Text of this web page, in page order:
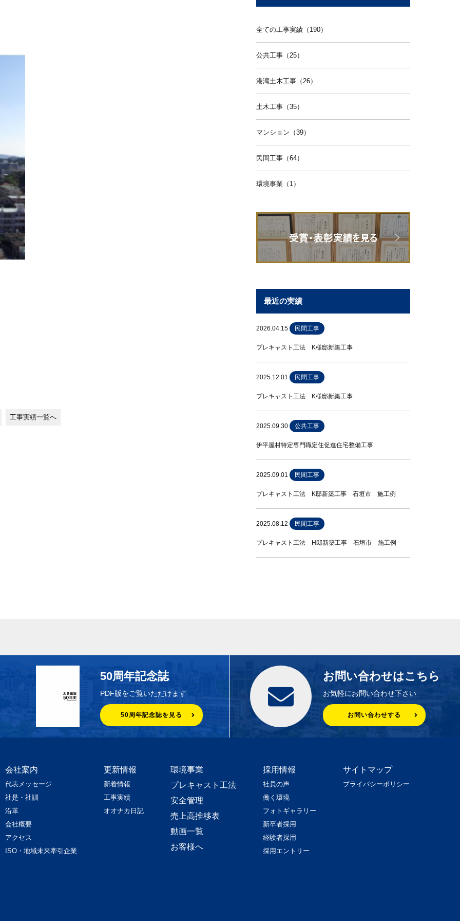
工事実績一覧へ
全ての工事実績（190）
公共工事（25）
港湾土木工事（26）
土木工事（35）
マンション（39）
民間工事（64）
環境事業（1）
最近の実績
2026.04.15 民間工事
プレキャスト工法 K様邸新築工事
2025.12.01 民間工事
プレキャスト工法 K様邸新築工事
2025.09.30 公共工事
伊平屋村特定専門職定住促進住宅整備工事
2025.09.01 民間工事
プレキャスト工法 K邸新築工事 石垣市 施工例
2025.08.12 民間工事
プレキャスト工法 H邸新築工事 石垣市 施工例
50周年記念誌
PDF版をご覧いただけます
50周年記念誌を見る
お問い合わせはこちら
お気軽にお問い合わせ下さい
お問い合わせする
会社案内
代表メッセージ
社是・社訓
沿革
会社概要
アクセス
ISO・地域未来牽引企業
更新情報
新着情報
工事実績
オオナカ日記
環境事業
プレキャスト工法
安全管理
売上高推移表
動画一覧
お客様へ
採用情報
社員の声
働く環境
フォトギャラリー
新卒者採用
経験者採用
採用エントリー
サイトマップ
プライバシーポリシー